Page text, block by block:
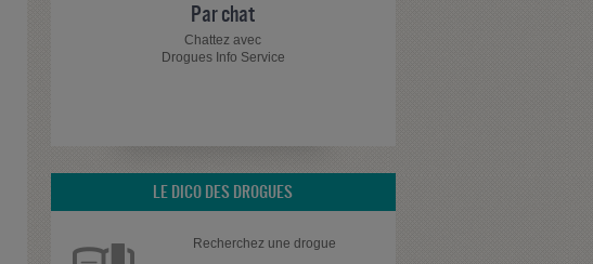
Par chat
Chattez avec
Drogues Info Service
LE DICO DES DROGUES
Recherchez une drogue